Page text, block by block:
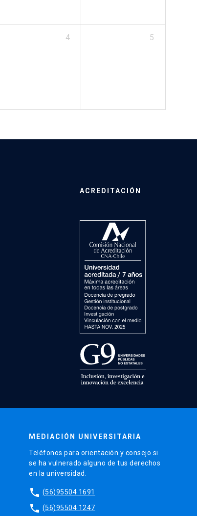
4 5
ACREDITACIÓN
MEDIACIÓN UNIVERSITARIA
Teléfonos para orientación y consejo si
se ha vulnerado alguno de tus derechos
en la universidad.
phone (56)95504 1691
phone (56)95504 1247